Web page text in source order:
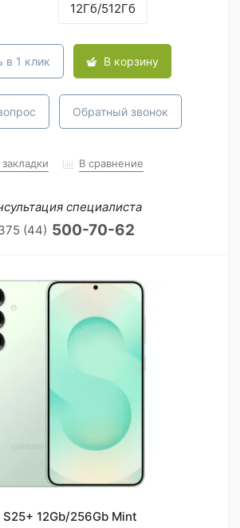
12Гб/512Гб
в 1 клик В корзину
Обратный звонок
закладки В сравнение
специалиста
(44) 500-70-62
12Gb/256Gb Mint